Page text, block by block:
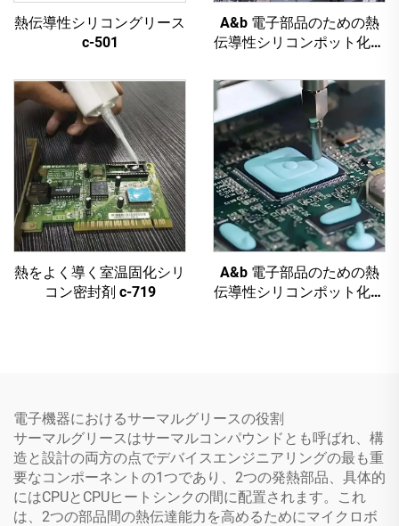
熱伝導性シリコングリース
c-501
A&b 電子部品のための熱
伝導性シリコンポット化合
熱をよく導く室温固化シリ
コン密封剤 c-719
A&b 電子部品のための熱
伝導性シリコンポット化合
電子機器におけるサーマルグリースの役割
サーマルグリースはサーマルコンパウンドとも呼ばれ、構
造と設計の両方の点でデバイスエンジニアリングの最も重
要なコンポーネントの1つであり、2つの発熱部品、具体的
にはCPUとCPUヒートシンクの間に配置されます。これ
は、2つの部品間の熱伝達能力を高めるためにマイクロボ